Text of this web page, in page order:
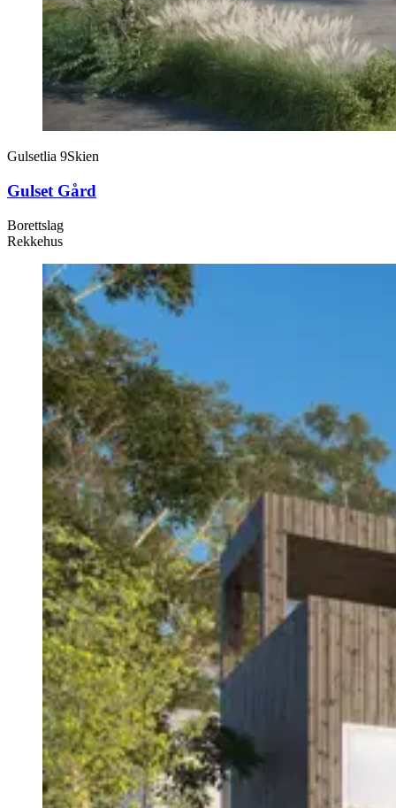
Gulsetlia 9Skien
Gulset Gård
Borettslag
Rekkehus